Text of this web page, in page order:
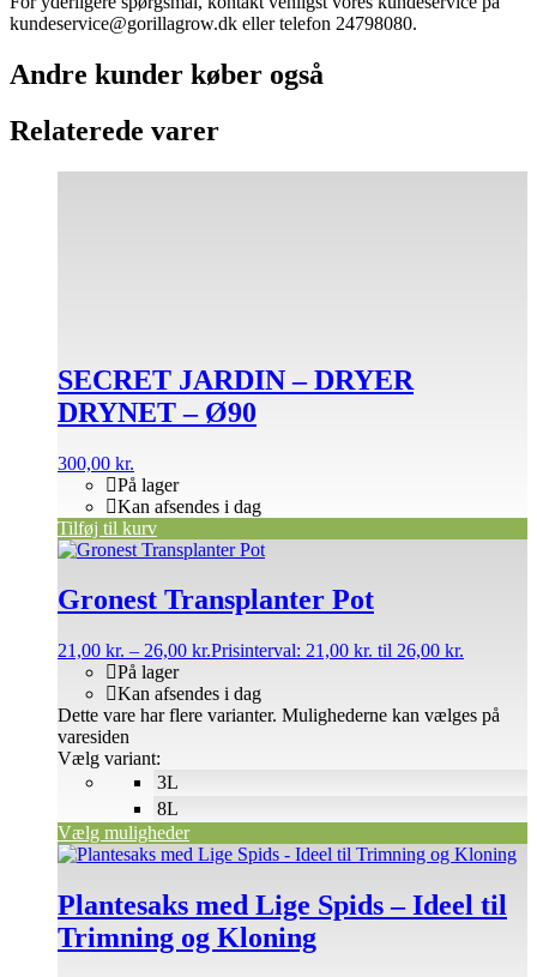
kundeservice@gorillagrow.dk eller telefon 24798080.
Andre kunder køber også
Relaterede varer
SECRET JARDIN – DRYER
DRYNET – Ø90
300,00 kr.
På lager
Kan afsendes i dag
Tilføj til kurv
Gronest Transplanter Pot
21,00 kr. – 26,00 kr.Prisinterval: 21,00 kr. til 26,00 kr.
På lager
Kan afsendes i dag
Vælg variant:
Vælg muligheder
Dette vare har flere varianter. Mulighederne kan vælges på
varesiden
3L
8L
Plantesaks med Lige Spids – Ideel til
Trimning og Kloning